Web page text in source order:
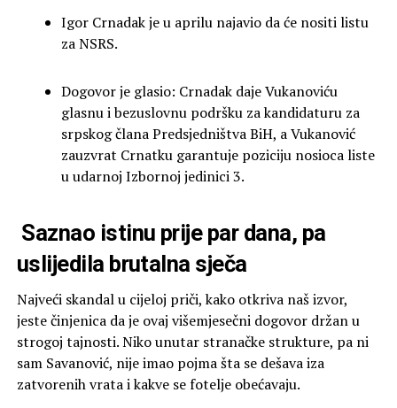
Igor Crnadak je u aprilu najavio da će nositi listu
za NSRS.
Dogovor je glasio: Crnadak daje Vukanoviću
glasnu i bezuslovnu podršku za kandidaturu za
srpskog člana Predsjedništva BiH, a Vukanović
zauzvrat Crnatku garantuje poziciju nosioca liste
u udarnoj Izbornoj jedinici 3.
Saznao istinu prije par dana, pa
uslijedila brutalna sječa
Najveći skandal u cijeloj priči, kako otkriva naš izvor,
jeste činjenica da je ovaj višemjesečni dogovor držan u
strogoj tajnosti. Niko unutar stranačke strukture, pa ni
sam Savanović, nije imao pojma šta se dešava iza
zatvorenih vrata i kakve se fotelje obećavaju.